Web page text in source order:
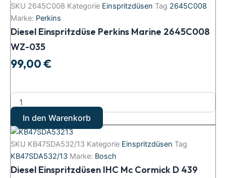
SKU 2645C008 Kategorie Einspritzdüsen Tag 2645C008
Marke: Perkins
Diesel Einspritzdüse Perkins Marine 2645C008
WZ-035
99,00€
In den Warenkorb
SKU KB47SDA532/13 Kategorie Einspritzdüsen Tag
KB47SDA532/13 Marke: Bosch
Diesel Einspritzdüsen IHC Mc Cormick D 439